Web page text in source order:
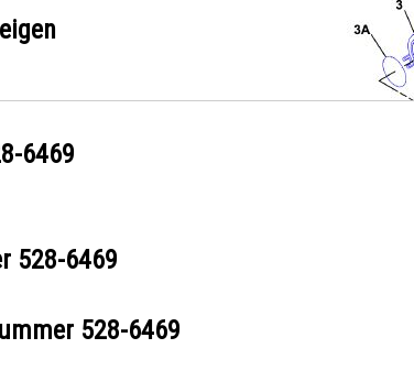
6469
528-6469
528-6469